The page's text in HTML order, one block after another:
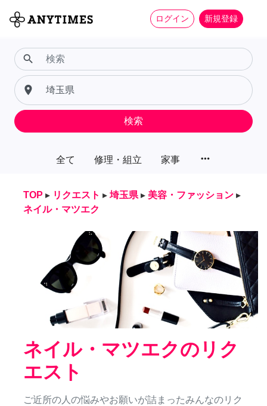
ログイン 新規登録
全て 修理・組立 家事 more_horiz
search
place
検索
TOP ▸ リクエスト ▸ 埼玉県 ▸ 美容・ファッション ▸
ネイル・マツエク
ネイル・マツエクのリク
エスト
ご近所の人の悩みやお願いが詰まったみんなのリク